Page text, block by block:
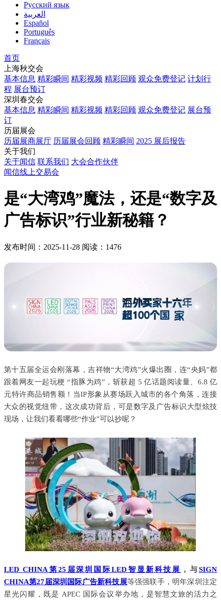
Русский язык
العربية
Español
Português
Français
首页
上海秋交会
基本信息 精彩瞬间 精彩视频 精彩回顾 观众免费登记 计划行
程 展台预订
深圳春交会
基本信息 精彩瞬间 精彩视频 精彩回顾 观众免费登记 展台预
订
历届展会
历届展商展厅 历届展会回顾 精彩瞬间 2025 展后报告
关于我们
关于闻信 联系我们 大会合作伙伴
闻信线上交易会
是“大湾鸡”魔法，还是“数字及
广告标识”行业新秘籍？
发布时间：2025-11-28 阅读：1476
第十五届全运会刚落幕，吉祥物“大湾鸡”火爆出圈，连“央妈”都
跟着网友一起玩梗 “指豚为鸡”，斩获超 5 亿话题阅读量、6.8 亿
元特许商品销售额！当IP形象从赛场跃入城市的各个角落，连接
大众的视觉纽带，这次成功背后，可是数字及广告标识大型炫技
现场，让我们看看哪些“作业”可以抄呢？
LED CHINA第25届深圳国际LED智显新科技展 ，与SIGN
CHINA第27届深圳国际广告新科技展等强强联手，明年深圳注定
星光闪耀，既是 APEC 国际会议举办地，是智慧文旅的活力之